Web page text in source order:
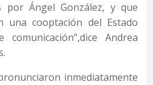
por Ángel González, y que
una cooptación del Estado
Andrea
inmediatamente